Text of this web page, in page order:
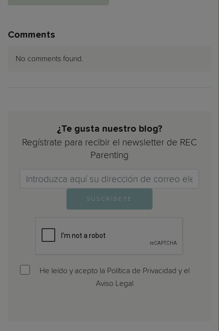
Comments
No comments found.
¿Te gusta nuestro blog?
Regístrate para recibir el newsletter de REC
Parenting
Email>
SUSCRÍBETE
He leído y acepto la Política de Privacidad y el
Aviso Legal